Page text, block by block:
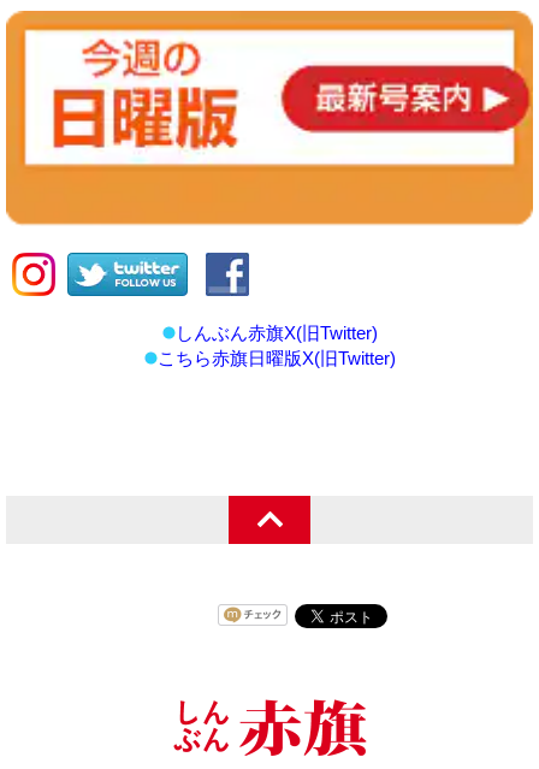
しんぶん赤旗X(旧Twitter)
こちら赤旗日曜版X(旧Twitter)